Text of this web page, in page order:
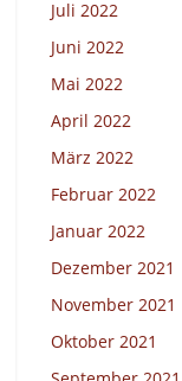
Juli 2022
Juni 2022
Mai 2022
April 2022
März 2022
Februar 2022
Januar 2022
Dezember 2021
November 2021
Oktober 2021